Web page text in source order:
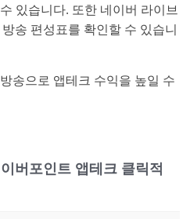
있습니다. 또한 네이버 라이브
송 편성표를 확인할 수 있습니
송으로 앱테크 수익을 높일 수
버포인트 앱테크 클릭적